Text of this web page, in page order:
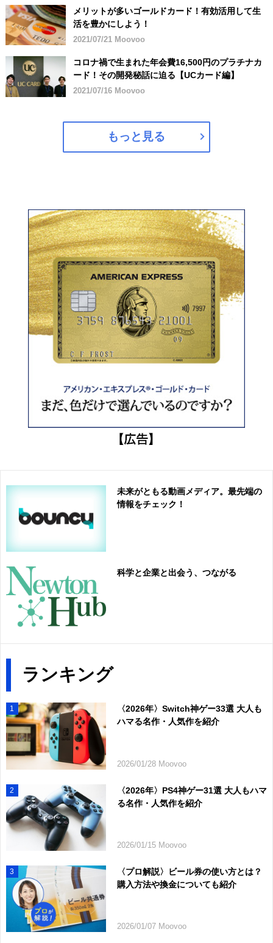
メリットが多いゴールドカード！有効活用して生
活を豊かにしよう！
2021/07/21 Moovoo
コロナ禍で生まれた年会費16,500円のプラチナカ
ード！その開発秘話に迫る【UCカード編】
2021/07/16 Moovoo
もっと見る
未来がともる動画メディア。最先端の
情報をチェック！
科学と企業と出会う、つながる
ランキング
1
〈2026年〉Switch神ゲー33選 大人も
ハマる名作・人気作を紹介
2026/01/28 Moovoo
2
〈2026年〉PS4神ゲー31選 大人もハマ
る名作・人気作を紹介
2026/01/15 Moovoo
3
〈プロ解説〉ビール券の使い方とは？
購入方法や換金についても紹介
2026/01/07 Moovoo